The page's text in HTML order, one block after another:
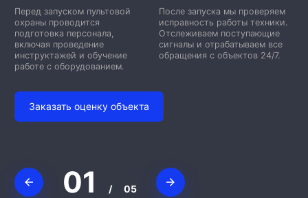
Перед запуском пультовой
охраны проводится
подготовка персонала,
включая проведение
инструктажей и обучение
работе с оборудованием.
После запуска мы проверяем
исправность работы техники.
Отслеживаем поступающие
сигналы и отрабатываем все
обращения с объектов 24/7.
Заказать оценку объекта
01 / 05